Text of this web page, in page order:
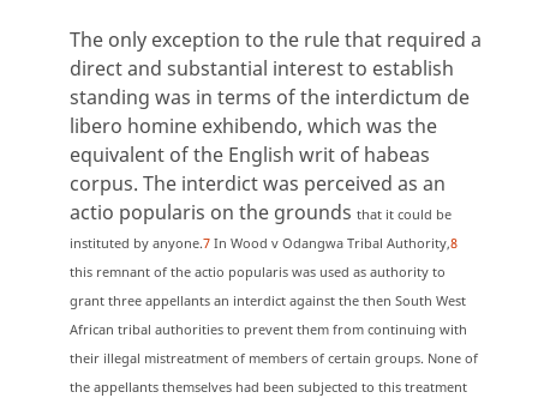
The only exception to the rule that required a
direct and substantial interest to establish
standing was in terms of the interdictum de
libero homine exhibendo, which was the
equivalent of the English writ of habeas
corpus. The interdict was perceived as an
actio popularis on the grounds that it could be
instituted by anyone.7 In Wood v Odangwa Tribal Authority,8
this remnant of the actio popularis was used as authority to
grant three appellants an interdict against the then South West
African tribal authorities to prevent them from continuing with
their illegal mistreatment of members of certain groups. None of
the appellants themselves had been subjected to this treatment